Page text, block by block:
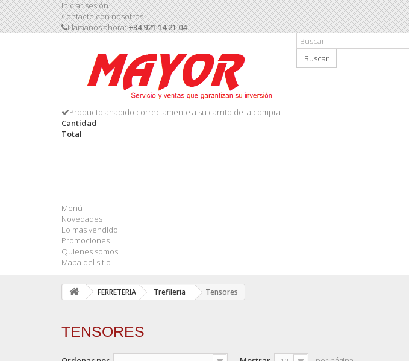
Iniciar sesión
Contacte con nosotros
Llámanos ahora:+34 921 14 21 04
Buscar
Producto añadido correctamente a su carrito de la compra
Cantidad
Total
Menú
Novedades
Lo mas vendido
Promociones
Quienes somos
Mapa del sitio
FERRETERIA Trefileria Tensores
TENSORES